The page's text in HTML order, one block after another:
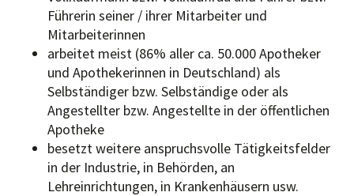
Führerin seiner / ihrer Mitarbeiter und
Mitarbeiterinnen
arbeitet meist (86% aller ca. 50.000 Apotheker
und Apothekerinnen in Deutschland) als
Selbständiger bzw. Selbständige oder als
Angestellter bzw. Angestellte in der öffentlichen
Apotheke
besetzt weitere anspruchsvolle Tätigkeitsfelder
in der Industrie, in Behörden, an
Lehreinrichtungen, in Krankenhäusern usw.